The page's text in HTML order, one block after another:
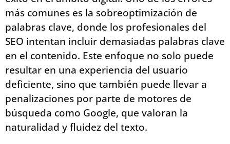
más comunes es la sobreoptimización de
palabras clave, donde los profesionales del
SEO intentan incluir demasiadas palabras clave
en el contenido. Este enfoque no solo puede
resultar en una experiencia del usuario
deficiente, sino que también puede llevar a
penalizaciones por parte de motores de
búsqueda como Google, que valoran la
naturalidad y fluidez del texto.